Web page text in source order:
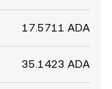
17.5711 ADA
35.1423 ADA